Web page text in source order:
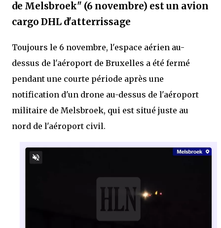
de Melsbroek" (6 novembre) est un avion
cargo DHL d'atterrissage
Toujours le 6 novembre, l'espace aérien au-
dessus de l'aéroport de Bruxelles a été fermé
pendant une courte période après une
notification d'un drone au-dessus de l'aéroport
militaire de Melsbroek, qui est situé juste au
nord de l'aéroport civil.